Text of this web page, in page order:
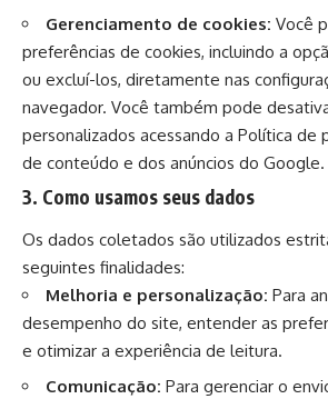
Gerenciamento de cookies: Você
preferências de cookies, incluindo a
ou excluí-los, diretamente nas
navegador. Você também pode
personalizados acessando a Política de
de conteúdo e dos anúncios do Google.
3. Como usamos seus dados
Os dados coletados são utilizados
seguintes finalidades:
Melhoria e personalização: Para
desempenho do site, entender as
e otimizar a experiência de leitura.
Comunicação: Para gerenciar o